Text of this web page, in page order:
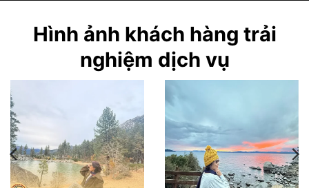
Hình ảnh khách hàng trải
nghiệm dịch vụ